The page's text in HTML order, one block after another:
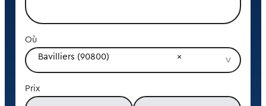
Où
Bavilliers (90800)
Prix